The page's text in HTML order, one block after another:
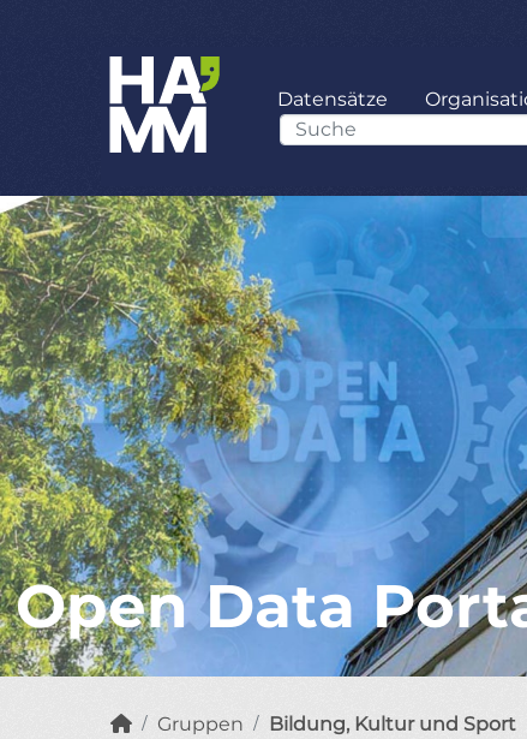
Datensätze
Open Data
Gruppen Bildung, Kultur und Sport